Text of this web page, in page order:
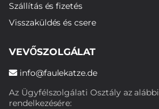
Szállítás és fizetés
Visszaküldés és csere
VEVŐSZOLGÁLAT
info@faulekatze.de
Az Ügyfélszolgálati Osztály az
rendelkezésére: